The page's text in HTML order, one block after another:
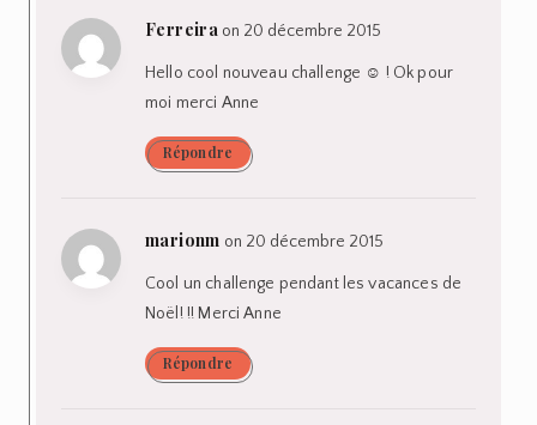
Ferreira on 20 décembre 2015
Hello cool nouveau challenge ☺ ! Ok pour
moi merci Anne
Répondre
marionm on 20 décembre 2015
Cool un challenge pendant les vacances de
Noël! !! Merci Anne
Répondre